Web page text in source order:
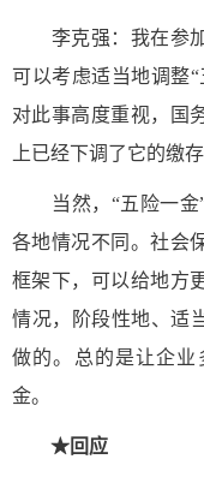
李克强：我在参加
可以考虑适当地调整
对此事高度重视，国
上已经下调了它的缴存
当然，“五险一金”
各地情况不同。社会
框架下，可以给地方
情况，阶段性地、适
做的。总的是让企
金。
★回应